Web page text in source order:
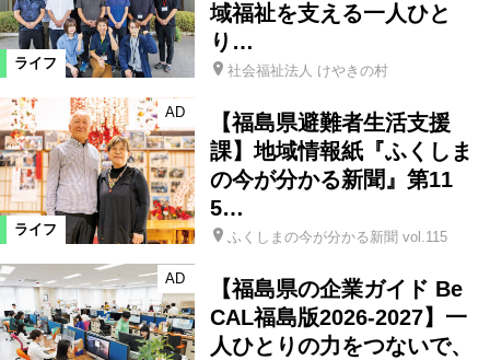
ライフ
域福祉を支える一人ひと
り…
社会福祉法人 けやきの村
ライフ
AD
【福島県避難者生活支援
課】地域情報紙『ふくしま
の今が分かる新聞』第11
5…
ふくしまの今が分かる新聞 vol.115
AD
【福島県の企業ガイド Be
CAL福島版2026-2027】一
人ひとりの力をつないで、